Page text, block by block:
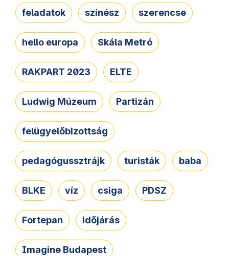
feladatok színész szerencse
hello europa Skála Metró
RAKPART 2023 ELTE
Ludwig Múzeum Partizán
felügyelőbizottság
pedagógussztrájk turisták baba
BLKE víz csiga PDSZ
Fortepan időjárás
Imagine Budapest